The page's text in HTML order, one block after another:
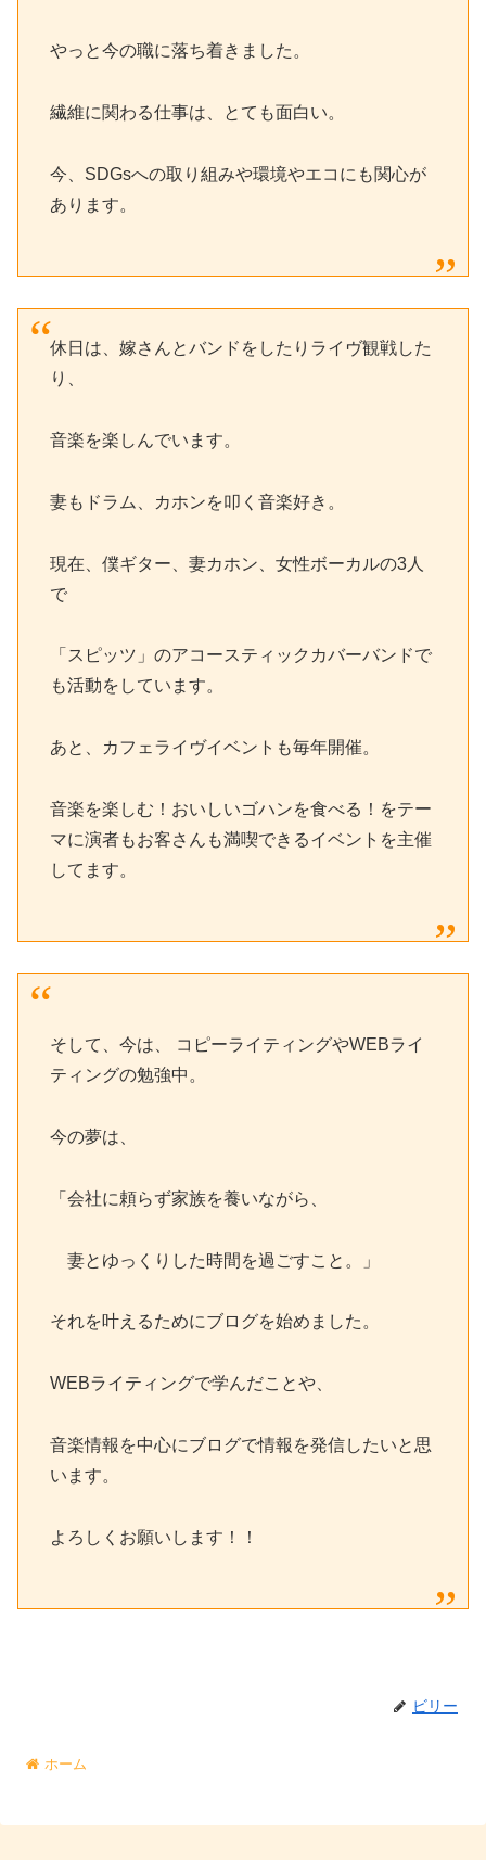
やっと今の職に落ち着きました。
繊維に関わる仕事は、とても面白い。
今、SDGsへの取り組みや環境やエコにも関心が
あります。
休日は、嫁さんとバンドをしたりライヴ観戦した
り、
音楽を楽しんでいます。
妻もドラム、カホンを叩く音楽好き。
現在、僕ギター、妻カホン、女性ボーカルの3人
で
「スピッツ」のアコースティックカバーバンドで
も活動をしています。
あと、カフェライヴイベントも毎年開催。
音楽を楽しむ！おいしいゴハンを食べる！をテー
マに演者もお客さんも満喫できるイベントを主催
してます。
そして、今は、 コピーライティングやWEBライ
ティングの勉強中。
今の夢は、
「会社に頼らず家族を養いながら、
妻とゆっくりした時間を過ごすこと。」
それを叶えるためにブログを始めました。
WEBライティングで学んだことや、
音楽情報を中心にブログで情報を発信したいと思
います。
よろしくお願いします！！
ビリー
ホーム